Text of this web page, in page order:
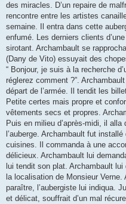
des miracles. D’un repaire de
rencontre entre les artistes
semaine. Il entra dans cette
enfumé. Les derniers clients
sirotant. Archambault se
(Dany de Vito) essuyait des
“ Bonjour, je suis à la recherche
réglerez comment ?”.
départ de l’armée. Il tendit les
Petite certes mais propre et
vêtements secs et propres.
Puis en milieu d’après-midi, il
l’auberge. Archambault fut
cuisines. Il commanda à une
délicieux. Archambault lui
lui tendit son plat. Archambault
la localisation de Monsieur
paraître, l’aubergiste lui indiqua.
et délicat, souffrait d’un mal